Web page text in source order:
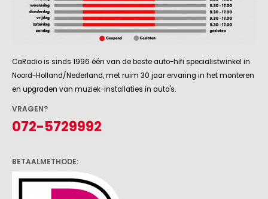
CaRadio is sinds 1996 één van de beste auto-hifi specialistwinkel in
Noord-Holland/Nederland, met ruim 30 jaar ervaring in het monteren
en upgraden van muziek-installaties in auto's.
VRAGEN?
072-5729992
BETAALMETHODE: